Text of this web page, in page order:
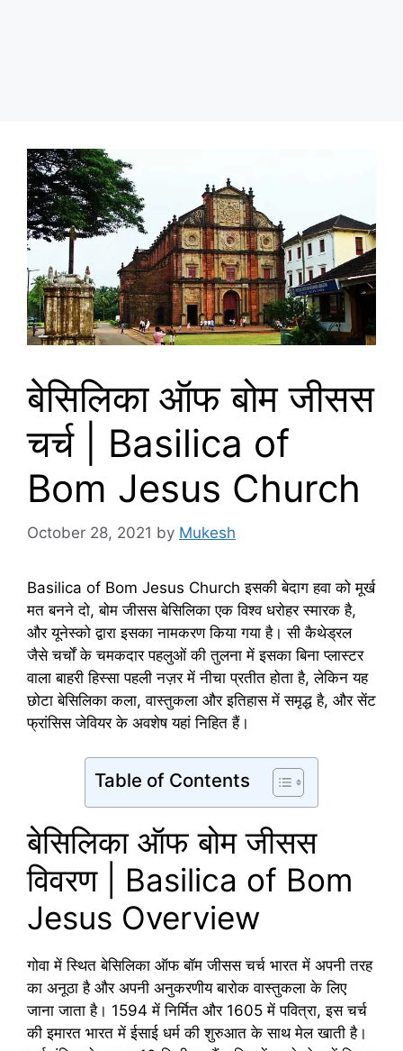
बेसिलिका ऑफ बोम जीसस
चर्च | Basilica of
Bom Jesus Church
October 28, 2021 by Mukesh
Basilica of Bom Jesus Church इसकी बेदाग हवा को मूर्ख
मत बनने दो, बोम जीसस बेसिलिका एक विश्व धरोहर स्मारक है,
और यूनेस्को द्वारा इसका नामकरण किया गया है। सी कैथेड्रल
जैसे चर्चों के चमकदार पहलुओं की तुलना में इसका बिना प्लास्टर
वाला बाहरी हिस्सा पहली नज़र में नीचा प्रतीत होता है, लेकिन यह
छोटा बेसिलिका कला, वास्तुकला और इतिहास में समृद्ध है, और सेंट
फ्रांसिस जेवियर के अवशेष यहां निहित हैं।
Table of Contents
बेसिलिका ऑफ बोम जीसस
विवरण | Basilica of Bom
Jesus Overview
गोवा में स्थित बेसिलिका ऑफ बॉम जीसस चर्च भारत में अपनी तरह
का अनूठा है और अपनी अनुकरणीय बारोक वास्तुकला के लिए
जाना जाता है। 1594 में निर्मित और 1605 में पवित्रा, इस चर्च
की इमारत भारत में ईसाई धर्म की शुरुआत के साथ मेल खाती है।